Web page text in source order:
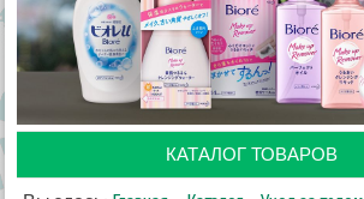
КАТАЛОГ ТОВАРОВ